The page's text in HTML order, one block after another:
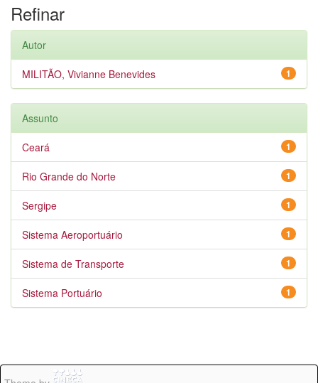
Refinar
Autor
1
MILITÃO, Vivianne Benevides
Assunto
1
Ceará
1
Rio Grande do Norte
1
Sergipe
1
Sistema Aeroportuário
1
Sistema de Transporte
1
Sistema Portuário